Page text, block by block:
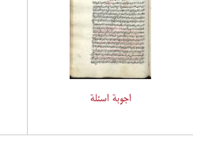
اجوبة اسئلة